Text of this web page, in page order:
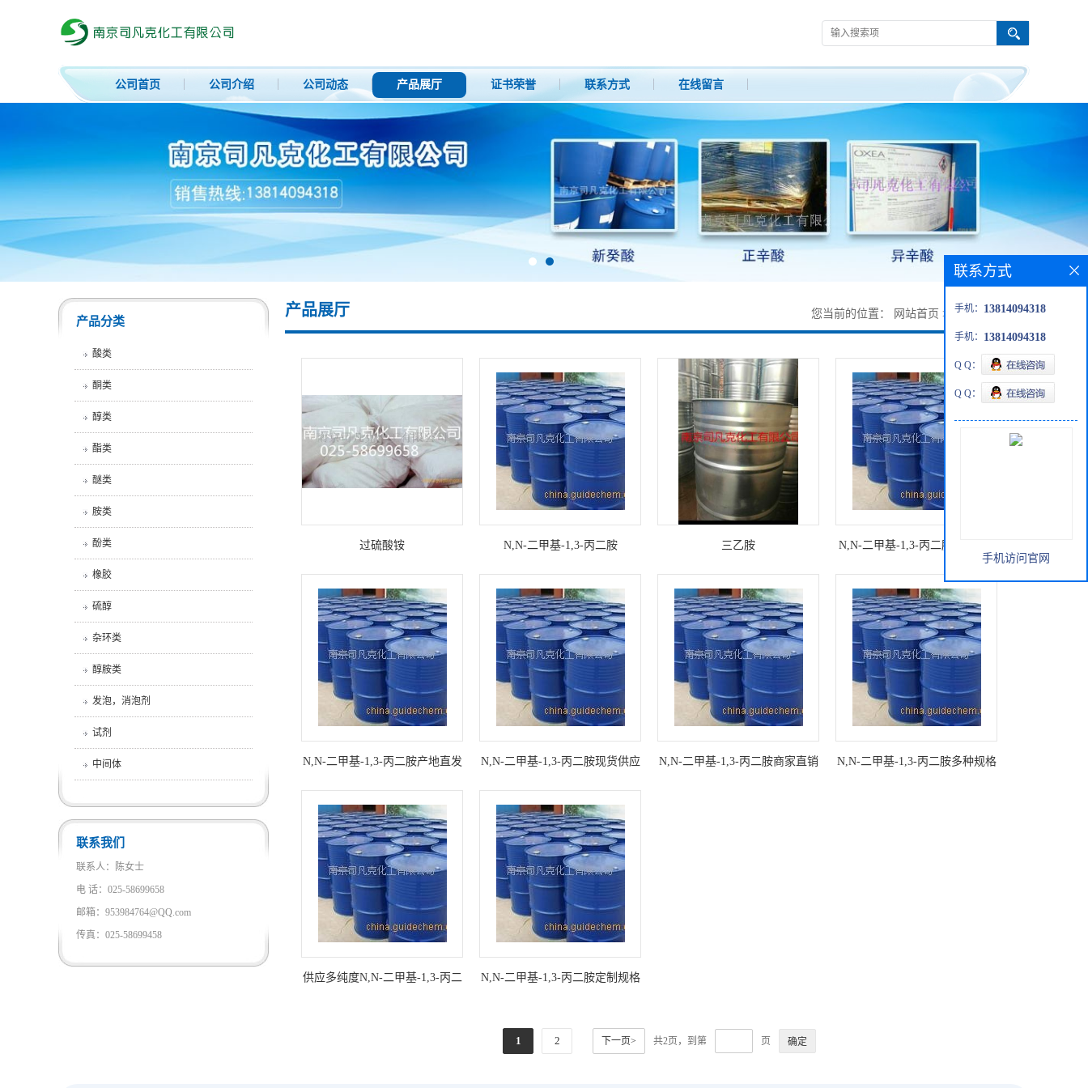
公司首页 公司介绍 公司动态 产品展厅 证书荣誉 联系方式 在线留言
产品分类
酸类
酮类
醇类
酯类
醚类
胺类
酚类
橡胶
硫醇
杂环类
醇胺类
发泡，消泡剂
试剂
中间体
联系我们
联系人：陈女士
电 话：025-58699658
邮箱：953984764@QQ.com
传真：025-58699458
产品展厅 您当前的位置： 网站首页 > 产品展厅>胺类
过硫酸铵 N,N-二甲基-1,3-丙二胺 三乙胺
N,N-二甲基-1,3-丙二胺109-55-7
N,N-二甲基-1,3-丙二胺产地直发 N,N-二甲基-1,3-丙二胺现货供应 N,N-二甲基-1,3-丙二胺商家直销
N,N-二甲基-1,3-丙二胺多种规格
供应多纯度N,N-二甲基-1,3-丙二
N,N-二甲基-1,3-丙二胺定制规格
1 2 下一页> 共2页，到第 页
联系方式
手机： 13814094318
手机： 13814094318
Q Q：
Q Q：
手机访问官网